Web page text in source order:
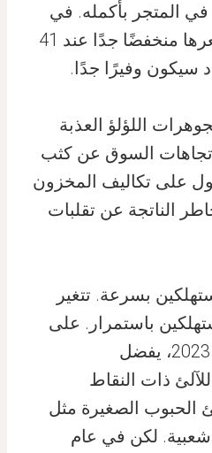
في المتجر بأكمله. في
عام 2024، سيكون سعرها منخفضًا جدًا عند 41
سيكون وفيرًا جدًا.
اللؤلؤ العذبة
السوق عن كثب
على تكاليف المخزون
الناتجة عن تقلبات
بسرعة. تتغير
باستمرار. على
سبيل المثال، في عام 2023، يفضل
ذات النقاط
الحبوب الصغيرة مثل
لكن في عام